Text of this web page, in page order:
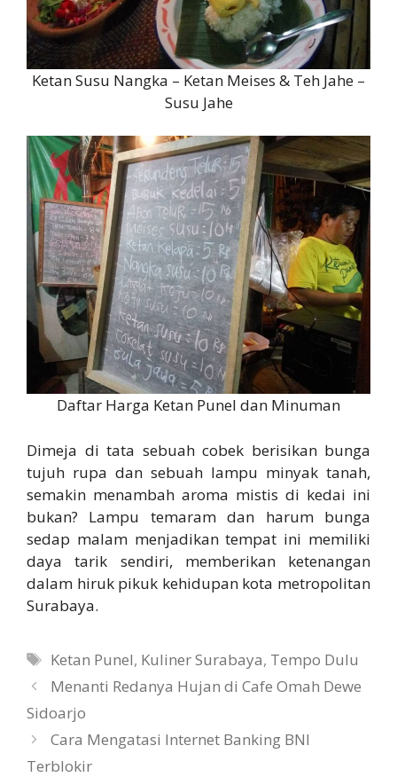
Ketan Susu Nangka – Ketan Meises & Teh Jahe –
Susu Jahe
Daftar Harga Ketan Punel dan Minuman
Dimeja di tata sebuah cobek berisikan bunga
tujuh rupa dan sebuah lampu minyak tanah,
semakin menambah aroma mistis di kedai ini
bukan? Lampu temaram dan harum bunga
sedap malam menjadikan tempat ini memiliki
daya tarik sendiri, memberikan ketenangan
dalam hiruk pikuk kehidupan kota metropolitan
Surabaya.
Tags
Ketan Punel, Kuliner Surabaya, Tempo Dulu
Menanti Redanya Hujan di Cafe Omah Dewe
Sidoarjo
Cara Mengatasi Internet Banking BNI
Terblokir